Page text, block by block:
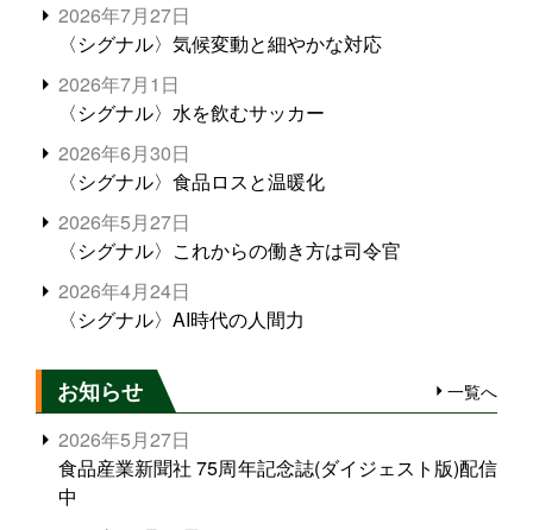
2026年7月27日
〈シグナル〉気候変動と細やかな対応
2026年7月1日
〈シグナル〉水を飲むサッカー
2026年6月30日
〈シグナル〉食品ロスと温暖化
2026年5月27日
〈シグナル〉これからの働き方は司令官
2026年4月24日
〈シグナル〉AI時代の人間力
お知らせ 一覧へ
2026年5月27日
食品産業新聞社 75周年記念誌(ダイジェスト版)配信
中